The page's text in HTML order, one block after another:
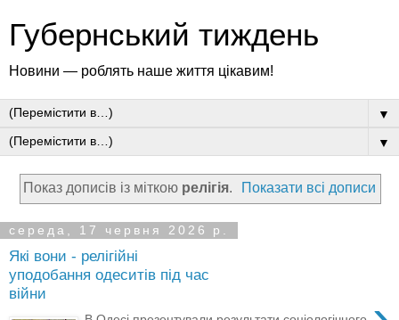
Губернський тиждень
Новини — роблять наше життя цікавим!
▼
▼
Показ дописів із міткою релігія. Показати всі дописи
середа, 17 червня 2026 р.
Які вони - релігійні
уподобання одеситів під час
війни